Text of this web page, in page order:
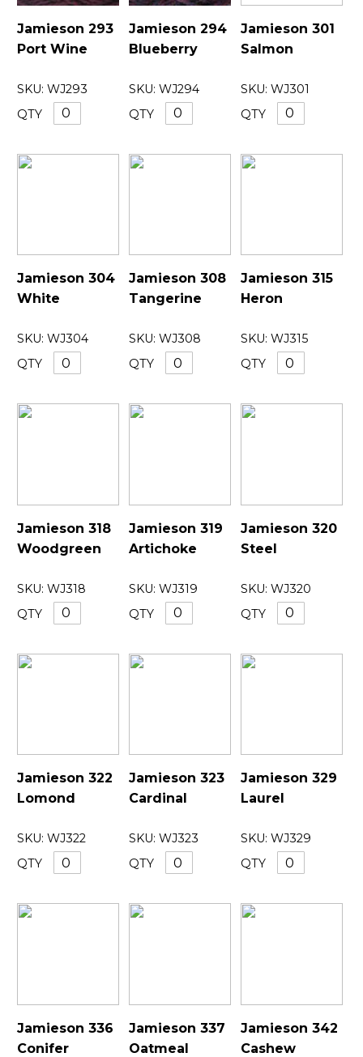
Jamieson 293
Port Wine
SKU: WJ293
QTY
Jamieson 294
Blueberry
SKU: WJ294
QTY
Jamieson 301
Salmon
SKU: WJ301
QTY
Jamieson 304
White
SKU: WJ304
QTY
Jamieson 308
Tangerine
SKU: WJ308
QTY
Jamieson 315
Heron
SKU: WJ315
QTY
Jamieson 318
Woodgreen
SKU: WJ318
QTY
Jamieson 319
Artichoke
SKU: WJ319
QTY
Jamieson 320
Steel
SKU: WJ320
QTY
Jamieson 322
Lomond
SKU: WJ322
QTY
Jamieson 323
Cardinal
SKU: WJ323
QTY
Jamieson 329
Laurel
SKU: WJ329
QTY
Jamieson 336
Conifer
Jamieson 337
Oatmeal
Jamieson 342
Cashew